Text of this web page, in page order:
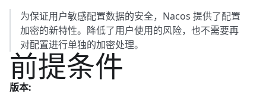
为保证用户敏感配置数据的安全，Nacos 提供了配置
加密的新特性。降低了用户使用的风险，也不需要再
对配置进行单独的加密处理。
前提条件
版本: